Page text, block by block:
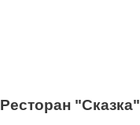
Ресторан "Сказка"